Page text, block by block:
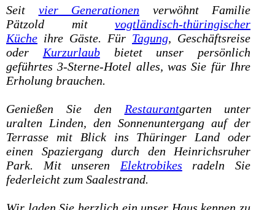
Seit vier Generationen verwöhnt Familie
Pätzold mit vogtländisch-thüringischer
Küche ihre Gäste. Für Tagung, Geschäftsreise
oder Kurzurlaubbietet unser persönlich
geführtes 3-Sterne-Hotel alles, was Sie für Ihre
Erholung brauchen.
Genießen Sie den Restaurantgarten unter
uralten Linden, den Sonnenuntergang auf der
Terrasse mit Blick ins Thüringer Land oder
einen Spaziergang durch den Heinrichsruher
Park. Mit unseren Elektrobikes radeln Sie
federleicht zum Saalestrand.